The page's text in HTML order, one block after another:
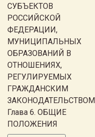
СУБЪЕКТОВ
РОССИЙСКОЙ
ФЕДЕРАЦИИ,
МУНИЦИПАЛЬНЫХ
ОБРАЗОВАНИЙ В
ОТНОШЕНИЯХ,
РЕГУЛИРУЕМЫХ
ГРАЖДАНСКИМ
ЗАКОНОДАТЕЛЬСТВОМ
Глава 6. ОБЩИЕ
ПОЛОЖЕНИЯ